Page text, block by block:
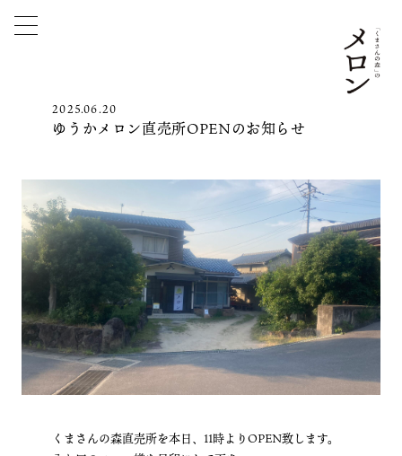
2025.06.20
ゆうかメロン直売所OPENのお知らせ
くまさんの森直売所を本日、11時よりOPEN致します。